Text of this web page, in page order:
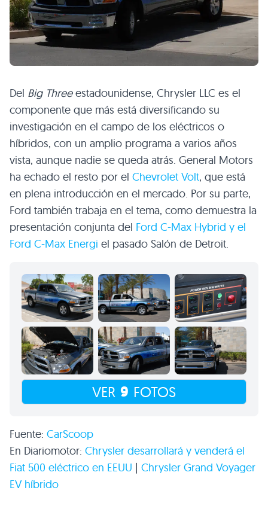
Del Big Threeestadounidense, Chrysler LLC es el
componente que más está diversificando su
investigación en el campo de los eléctricos o
híbridos, con un amplio programa a varios años
vista, aunque nadie se queda atrás. General Motors
ha echado el resto por el Chevrolet Volt, que está
en plena introducción en el mercado. Por su parte,
Ford también trabaja en el tema, como demuestra la
presentación conjunta del Ford C-Max Hybrid y el
Ford C-Max Energi el pasado Salón de Detroit.
VER 9 FOTOS
Fuente: CarScoop
En Diariomotor: Chrysler desarrollará y venderá el
Fiat 500 eléctrico en EEUU | Chrysler Grand Voyager
EV híbrido